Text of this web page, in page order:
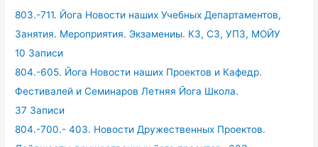
803.-711. Йога Новости наших Учебных Департаментов,
Занятия. Мероприятия. Экзамениы. КЗ, СЗ, УПЗ, МОЙУ
10 Записи
804.-605. Йога Новости наших Проектов и Кафедр.
Фестивалей и Семинаров Летняя Йога Школа.
37 Записи
804.-700.- 403. Новости Дружественных Проектов.